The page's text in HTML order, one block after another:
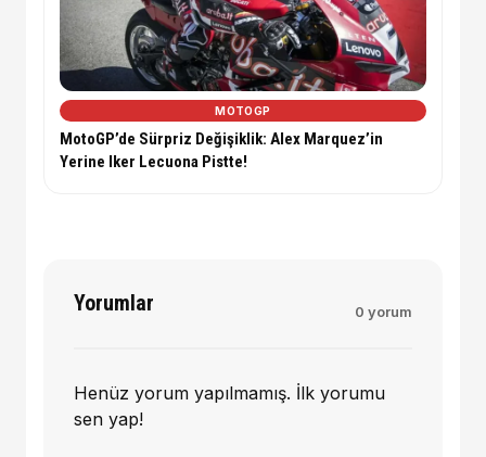
MOTOGP
MotoGP’de Sürpriz Değişiklik: Alex Marquez’in
Yerine Iker Lecuona Pistte!
Yorumlar 0 yorum
Henüz yorum yapılmamış. İlk yorumu
sen yap!